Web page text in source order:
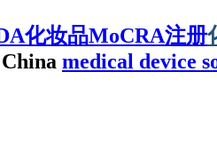
化妆品MoCRA注册
medical device